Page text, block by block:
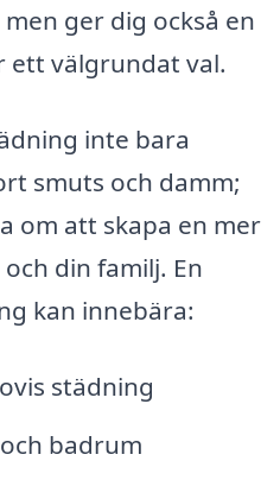
ger dig också en
välgrundat val.
inte bara
smuts och damm;
om att skapa en mer
din familj. En
kan innebära:
städning
badrum